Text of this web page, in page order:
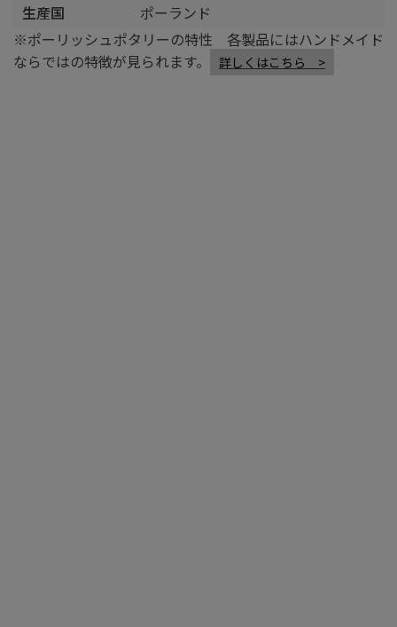
生産国
ポーランド
※ポーリッシュポタリーの特性 各製品にはハンドメイド
ならではの特徴が見られます。
詳しくはこちら >